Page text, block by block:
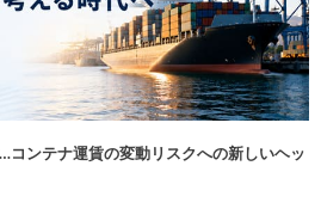
コンテナ運賃の変動リスクへの新しいヘッ